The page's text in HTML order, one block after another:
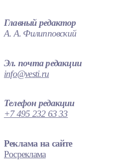
Главный редактор
А. А. Филипповский
Эл. почта редакции
info@vesti.ru
Телефон редакции
+7 495 232 63 33
Реклама на сайте
Росреклама